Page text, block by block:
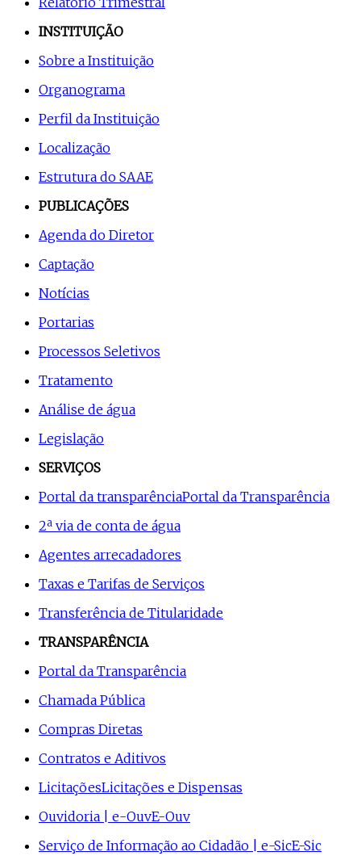
INSTITUIÇÃO
Sobre a Instituição
Organograma
Perfil da Instituição
Localização
Estrutura do SAAE
PUBLICAÇÕES
Agenda do Diretor
Captação
Notícias
Portarias
Processos Seletivos
Tratamento
Análise de água
Legislação
SERVIÇOS
Portal da transparênciaPortal da Transparência
2ª via de conta de água
Agentes arrecadadores
Taxas e Tarifas de Serviços
Transferência de Titularidade
TRANSPARÊNCIA
Portal da Transparência
Chamada Pública
Compras Diretas
Contratos e Aditivos
LicitaçõesLicitações e Dispensas
Ouvidoria | e-OuvE-Ouv
Serviço de Informação ao Cidadão | e-SicE-Sic